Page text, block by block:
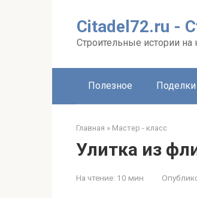
Citadel72.ru -
Строительные истории
Полезное
Главная » Мастер - класс
Улитка из
На чтение: 10 мин